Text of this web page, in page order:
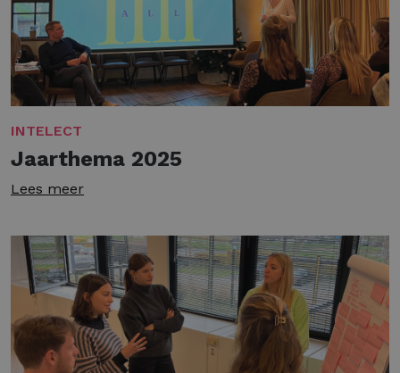
INTELECT
Jaarthema 2025
Lees meer